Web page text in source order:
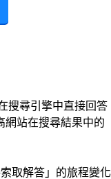
搜尋引擎中直接回答
網站在搜尋結果中的
取解答」的旅程變化